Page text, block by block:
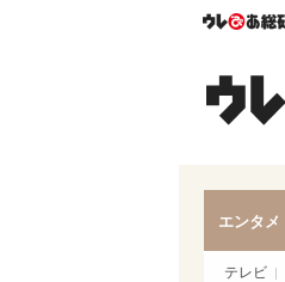
エンタメ
テレビ